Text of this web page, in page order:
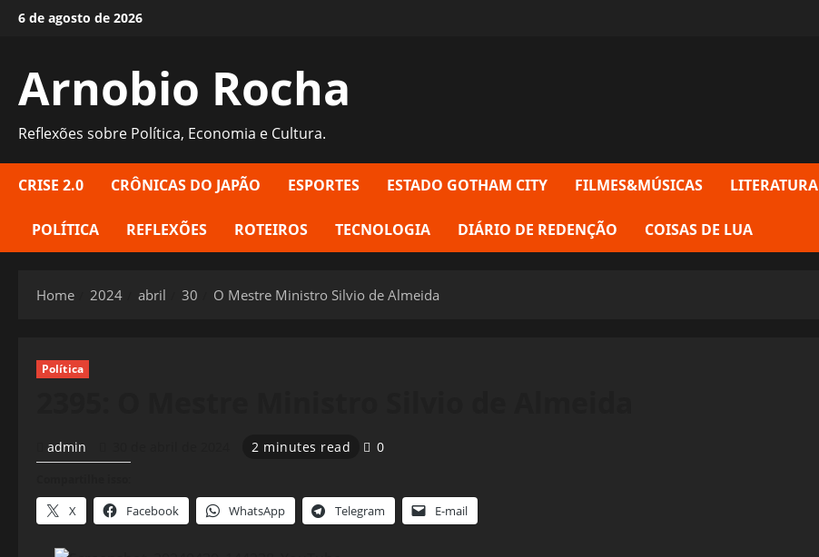
Skip6 de agosto de 2026
Arnobio Rocha
Reflexões sobre Política, Economia e Cultura.
CRISE 2.0 CRÔNICAS DO JAPÃO ESPORTES ESTADO GOTHAM CITY FILMES&MÚSICAS LITERATURA
POLÍTICA REFLEXÕES ROTEIROS TECNOLOGIA DIÁRIO DE REDENÇÃO COISAS DE LUA
Home 2024 abril 30 O Mestre Ministro Silvio de Almeida
Política
admin 2 minutes read 0
X Facebook WhatsApp Telegram E-mail